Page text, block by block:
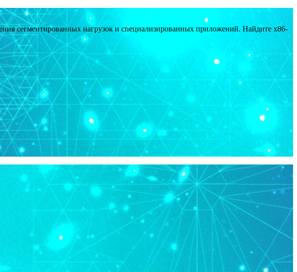
сегментированных нагрузок и специализированных приложений. Найдите x86-